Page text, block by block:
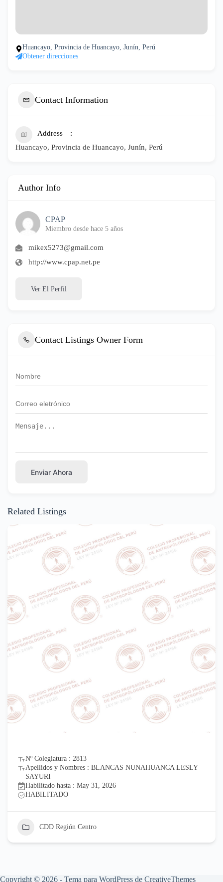
Huancayo, Provincia de Huancayo, Junín, Perú
Obtener direcciones
Contact Information
Address
Huancayo, Provincia de Huancayo, Junín, Perú
Author Info
CPAP
Miembro desde hace 5 años
mikex5273@gmail.com
http://www.cpap.net.pe
Ver El Perfil
Contact Listings Owner Form
Enviar Ahora
Related Listings
Nº Colegiatura : 2813
Apellidos y Nombres : BLANCAS NUNAHUANCA LESLY
SAYURI
Habilitado hasta : May 31, 2026
HABILITADO
CDD Región Centro
Copyright © 2026 - Tema para WordPress de CreativeThemes